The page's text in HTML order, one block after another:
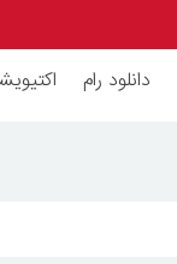
دانلود رام